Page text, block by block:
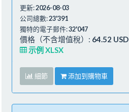
更新:2026-08-03
公司總數:23'391
獨特的電子郵件:32'047
價格（不含增值稅）: 64.52 USD
示例 XLSX
細節 添加到購物車